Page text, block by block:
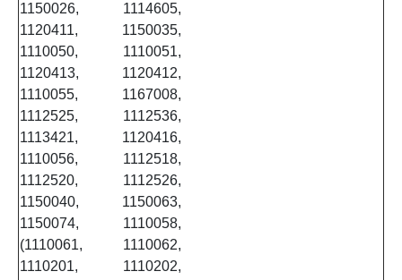
1150026, 1114605,
1120411, 1150035,
1110050, 1110051,
1120413, 1120412,
1110055, 1167008,
1112525, 1112536,
1113421, 1120416,
1110056, 1112518,
1112520, 1112526,
1150040, 1150063,
1150074, 1110058,
(1110061, 1110062,
1110201, 1110202,